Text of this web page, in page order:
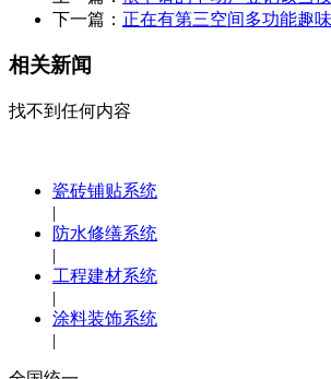
下一篇： 正在有第三空间多功能趣
相关新闻
找不到任何内容
瓷砖铺贴系统
|
防水修缮系统
|
工程建材系统
|
涂料装饰系统
|